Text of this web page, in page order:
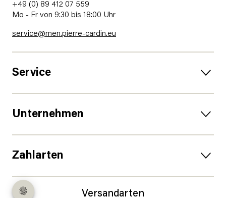
+49 (0) 89 412 07 559
Mo - Fr von 9:30 bis 18:00 Uhr
service@men.pierre-cardin.eu
Service
Unternehmen
Zahlarten
Versandarten